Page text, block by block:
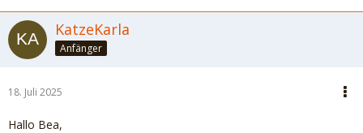
KatzeKarla
Anfänger
18. Juli 2025
Hallo Bea,